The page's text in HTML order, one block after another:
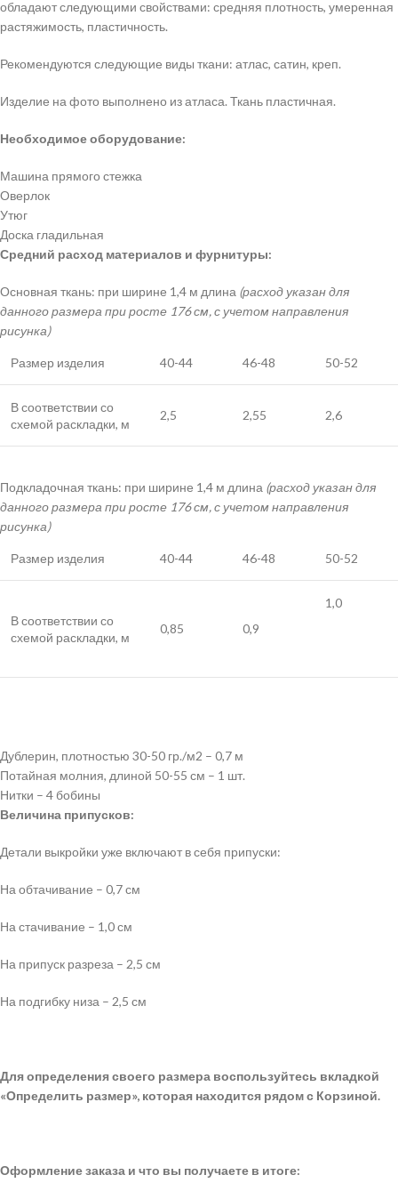
обладают следующими свойствами: средняя плотность, умеренная
растяжимость, пластичность.
Рекомендуются следующие виды ткани: атлас, сатин, креп.
Изделие на фото выполнено из атласа. Ткань пластичная.
Необходимое оборудование:
Машина прямого стежка
Оверлок
Утюг
Доска гладильная
Средний расход материалов и фурнитуры:
Основная ткань: при ширине 1,4 м длина (расход указан для
данного размера при росте 176 см, с учетом направления
рисунка)
Размер изделия 40-44 46-48 50-52
В соответствии со
схемой раскладки, м
2,5 2,55 2,6
Подкладочная ткань: при ширине 1,4 м длина (расход указан для
данного размера при росте 176 см, с учетом направления
рисунка)
Размер изделия 40-44 46-48 50-52
В соответствии со
схемой раскладки, м
0,85 0,9
1,0
Дублерин, плотностью 30-50 гр./м2 – 0,7 м
Потайная молния, длиной 50-55 см – 1 шт.
Нитки – 4 бобины
Величина припусков:
Детали выкройки уже включают в себя припуски:
На обтачивание – 0,7 см
На стачивание – 1,0 см
На припуск разреза – 2,5 см
На подгибку низа – 2,5 см
Для определения своего размера воспользуйтесь вкладкой
«Определить размер», которая находится рядом с Корзиной.
Оформление заказа и что вы получаете в итоге: